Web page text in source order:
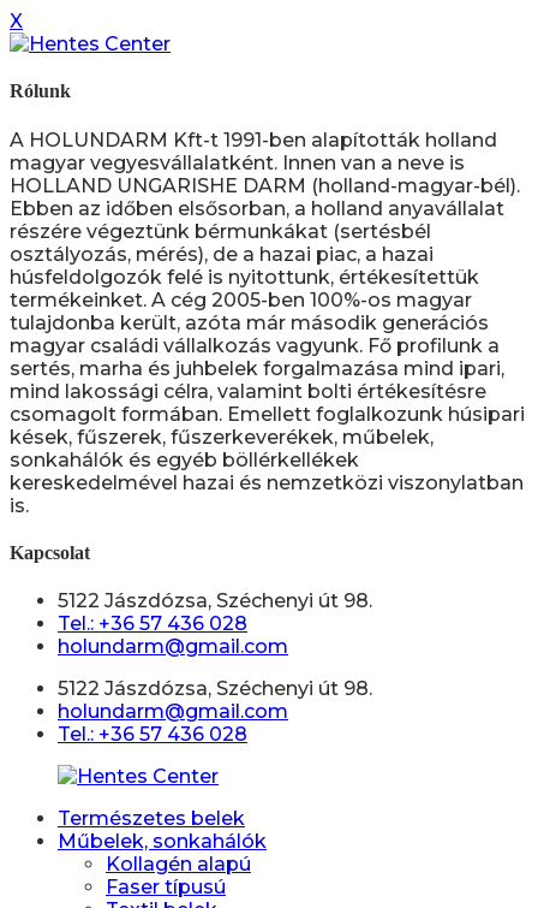
X
Rólunk
A HOLUNDARM Kft-t 1991-ben alapították holland
magyar vegyesvállalatként. Innen van a neve is
HOLLAND UNGARISHE DARM (holland-magyar-bél).
Ebben az időben elsősorban, a holland anyavállalat
részére végeztünk bérmunkákat (sertésbél
osztályozás, mérés), de a hazai piac, a hazai
húsfeldolgozók felé is nyitottunk, értékesítettük
termékeinket. A cég 2005-ben 100%-os magyar
tulajdonba került, azóta már második generációs
magyar családi vállalkozás vagyunk. Fő profilunk a
sertés, marha és juhbelek forgalmazása mind ipari,
mind lakossági célra, valamint bolti értékesítésre
csomagolt formában. Emellett foglalkozunk húsipari
kések, fűszerek, fűszerkeverékek, műbelek,
sonkahálók és egyéb böllérkellékek
kereskedelmével hazai és nemzetközi viszonylatban
is.
Kapcsolat
5122 Jászdózsa, Széchenyi út 98.
Tel.: +36 57 436 028
holundarm@gmail.com
5122 Jászdózsa, Széchenyi út 98.
holundarm@gmail.com
Tel.: +36 57 436 028
Természetes belek
Műbelek, sonkahálók
Kollagén alapú
Faser típusú